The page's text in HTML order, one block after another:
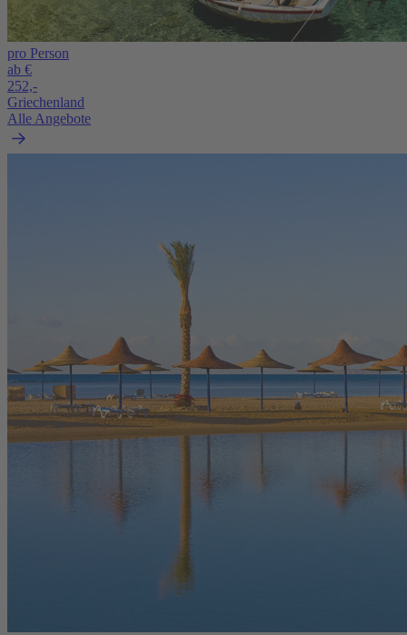
pro Person
ab €
252,-
Griechenland
Alle Angebote